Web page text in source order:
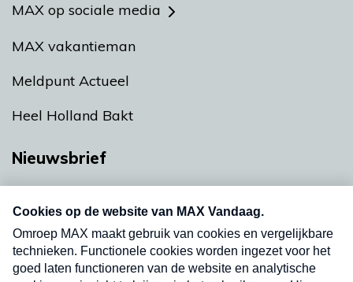
MAX op sociale media
MAX vakantieman
Meldpunt Actueel
Heel Holland Bakt
Nieuwsbrief
Neem hier een gratis abonnement op onze
nieuwsbrief. Elke vrijdag- en dinsdagochtend in
uw mailbox.
Verzend